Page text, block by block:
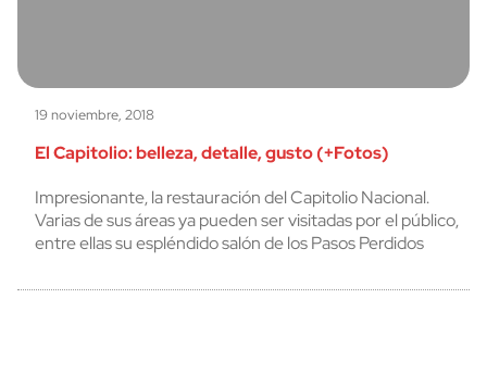
19 noviembre, 2018
El Capitolio: belleza, detalle, gusto (+Fotos)
Impresionante, la restauración del Capitolio Nacional.
Varias de sus áreas ya pueden ser visitadas por el público,
entre ellas su espléndido salón de los Pasos Perdidos